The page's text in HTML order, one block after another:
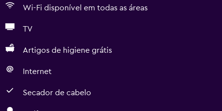
Wi-Fi disponível em todas as áreas
TV
Artigos de higiene grátis
Internet
Secador de cabelo